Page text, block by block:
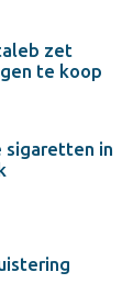
zet
te koop
sigaretten in